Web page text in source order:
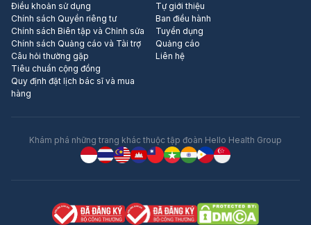
Điều khoản sử dụng
Chính sách Quyền riêng tư
Chính sách Biên tập và Chỉnh sửa
Chính sách Quảng cáo và Tài trợ
Câu hỏi thường gặp
Tiêu chuẩn cộng đồng
Quy định đặt lịch bác sĩ và mua
hàng
Tự giới thiệu
Ban điều hành
Tuyển dụng
Quảng cáo
Liên hệ
Khám phá những trang khác thuộc tập đoàn Hello Health Group